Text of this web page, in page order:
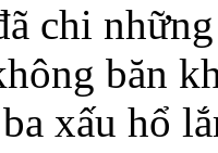
chi
băn
xấu hổ